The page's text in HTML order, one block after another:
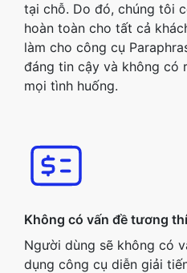
tại chỗ. Do đó, chúng tôi
hoàn toàn cho tất cả
làm cho công cụ
đáng tin cậy và không có
mọi tình huống.
Không có vấn đề tương
Người dùng sẽ không có
dụng công cụ diễn giải